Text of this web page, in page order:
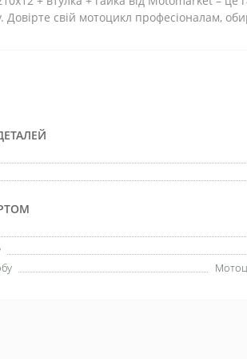
Довірте свій мотоцикл професіоналам,